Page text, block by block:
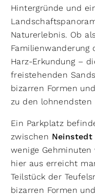
Hintergründe und
Naturerlebnis. Ob
Familienwanderung
Harz-Erkundung –
freistehenden
bizarren Formen
zu den lohnendsten
Ein Parkplatz
zwischen Neinstedt
wenige
hier aus erreicht
Teilstück der
bizarren Formen